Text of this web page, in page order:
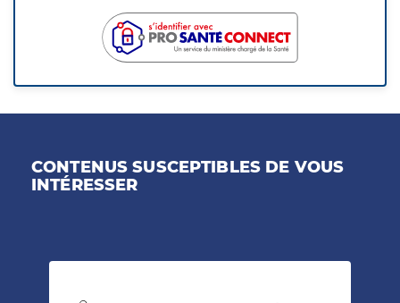
CONTENUS SUSCEPTIBLES DE VOUS
INTÉRESSER